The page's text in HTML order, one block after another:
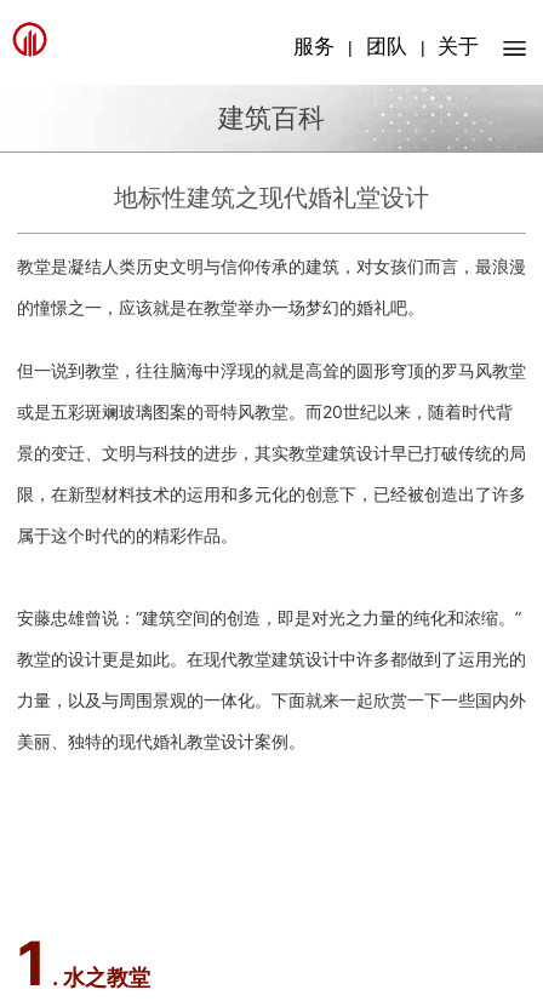
服务 | 团队 | 关于
建筑百科
地标性建筑之现代婚礼堂设计
教堂是凝结人类历史文明与信仰传承的建筑，对女孩们而言，最浪漫
的憧憬之一，应该就是在教堂举办一场梦幻的婚礼吧。
但一说到教堂，往往脑海中浮现的就是高耸的圆形穹顶的罗马风教堂
或是五彩斑斓玻璃图案的哥特风教堂。而20世纪以来，随着时代背
景的变迁、文明与科技的进步，其实教堂建筑设计早已打破传统的局
限，在新型材料技术的运用和多元化的创意下，已经被创造出了许多
属于这个时代的的精彩作品。
安藤忠雄曾说：“建筑空间的创造，即是对光之力量的纯化和浓缩。”
教堂的设计更是如此。在现代教堂建筑设计中许多都做到了运用光的
力量，以及与周围景观的一体化。下面就来一起欣赏一下一些国内外
美丽、独特的现代婚礼教堂设计案例。
1 . 水之教堂